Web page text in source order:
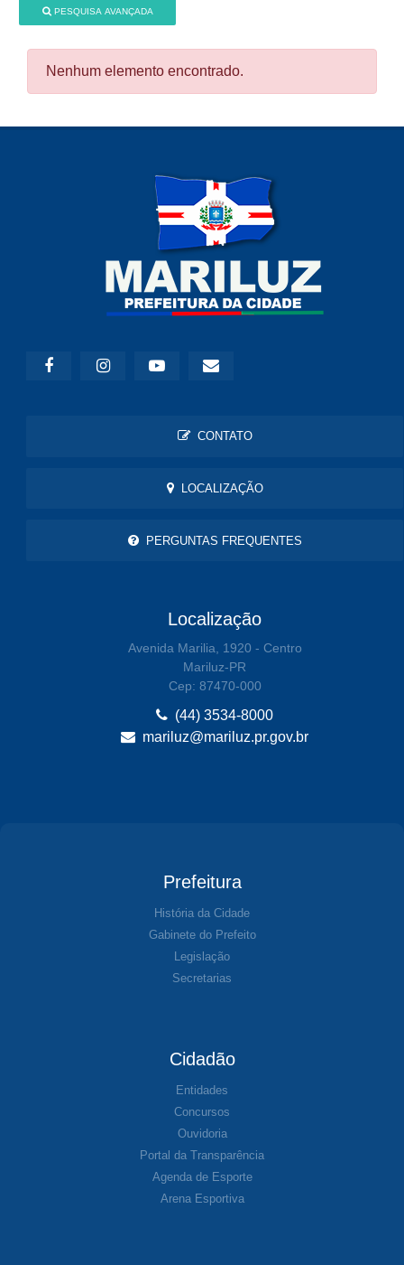
PESQUISA AVANÇADA
Nenhum elemento encontrado.
CONTATO
LOCALIZAÇÃO
PERGUNTAS FREQUENTES
Localização
Avenida Marilia, 1920 - Centro
Mariluz-PR
Cep: 87470-000
(44) 3534-8000
mariluz@mariluz.pr.gov.br
Prefeitura
História da Cidade
Gabinete do Prefeito
Legislação
Secretarias
Cidadão
Entidades
Concursos
Ouvidoria
Portal da Transparência
Agenda de Esporte
Arena Esportiva